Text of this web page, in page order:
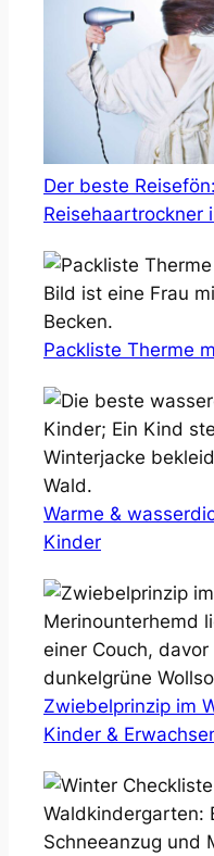
Der beste
Reisehaartrockner
Packliste Therme
Warme &
Kinder
Zwiebelprinzip im
Kinder &